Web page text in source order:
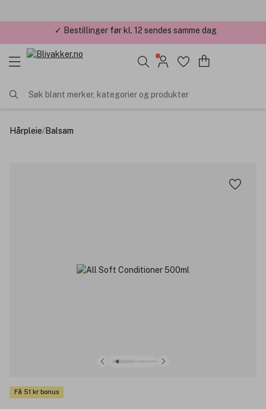
✓ Årets Nettbutikk 2026 og 2025
Søk blant merker, kategorier og produkter
Hårpleie/Balsam
Få 51 kr bonus